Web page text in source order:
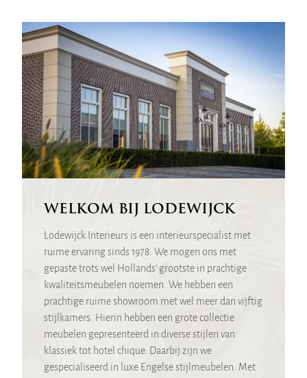
WELKOM BIJ LODEWIJCK
Lodewijck Interieurs is een interieurspecialist met
ruime ervaring sinds 1978. We mogen ons met
gepaste trots wel Hollands' grootste in prachtige
kwaliteitsmeubelen noemen. We hebben een
prachtige ruime showroom met wel meer dan vijftig
stijlkamers. Hierin hebben een grote collectie
meubelen gepresenteerd in diverse stijlen van
klassiek tot hotel chique. Daarbij zijn we
gespecialiseerd in luxe Engelse stijlmeubelen. Met